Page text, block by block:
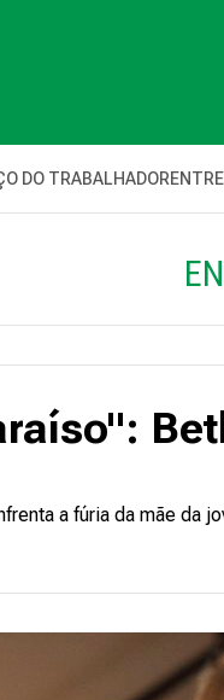
DO TRABALHADOR
a fúria da mãe da